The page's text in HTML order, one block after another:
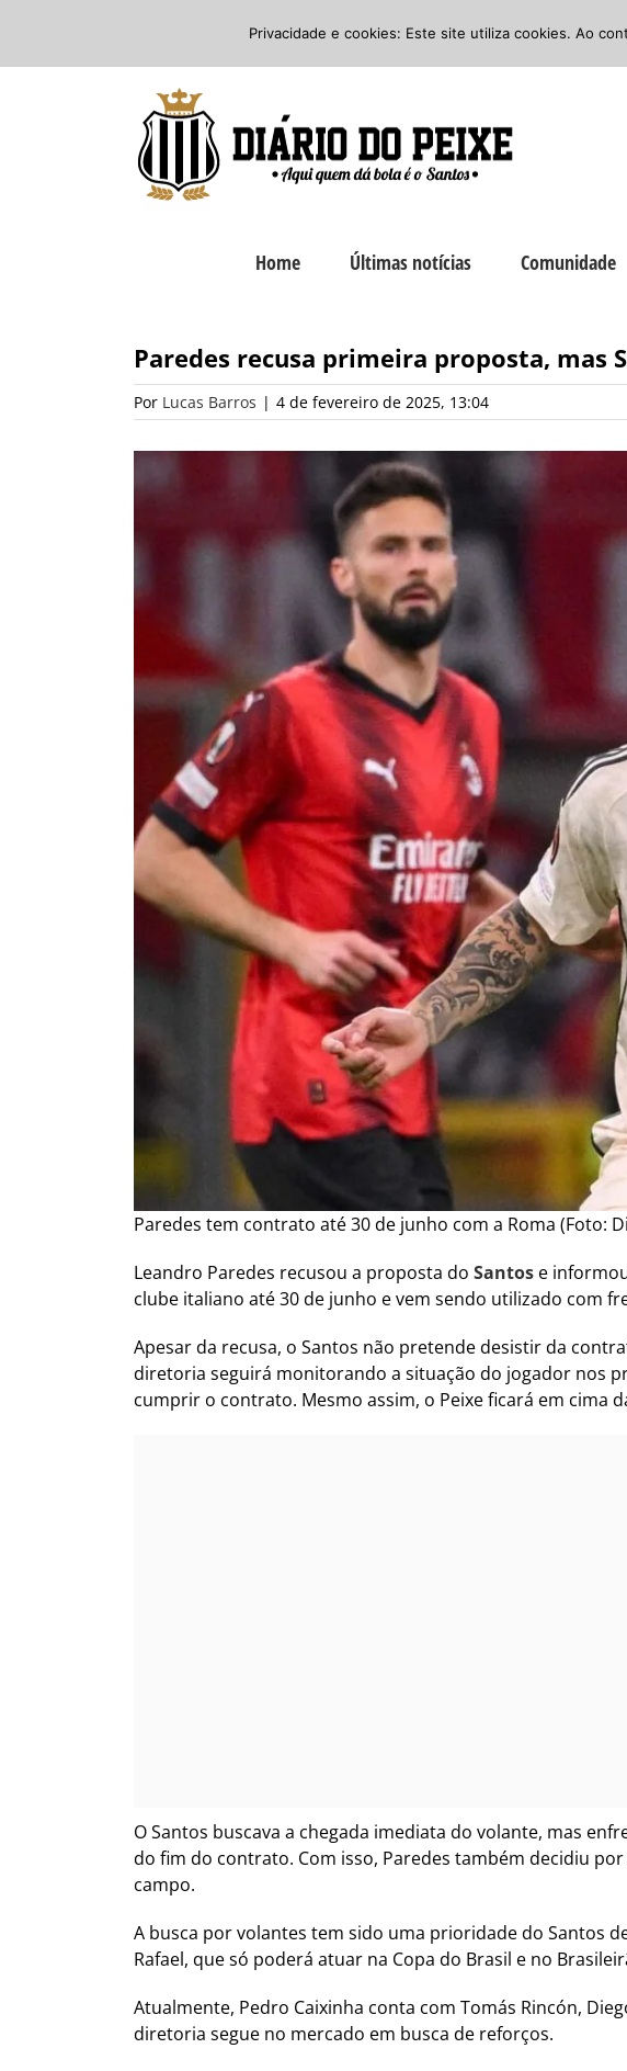
o
Facebook
Instagram
Home Últimas notícias Comunidade
Paredes recusa primeira proposta, mas
Por Lucas Barros | 4 de fevereiro de 2025, 13:04
Paredes tem contrato até 30 de junho com a Roma (Foto:
Leandro Paredes recusou a proposta do Santos e
clube italiano até 30 de junho e vem sendo utilizado com
Apesar da recusa, o Santos não pretende desistir da
diretoria seguirá monitorando a situação do jogador nos
cumprir o contrato. Mesmo assim, o Peixe ficará em cima
O Santos buscava a chegada imediata do volante, mas
do fim do contrato. Com isso, Paredes também decidiu
campo.
A busca por volantes tem sido uma prioridade do Santos
Rafael, que só poderá atuar na Copa do Brasil e no
Atualmente, Pedro Caixinha conta com Tomás Rincón,
diretoria segue no mercado em busca de reforços.
Privacidade e cookies: Este site utiliza cookies. Ao